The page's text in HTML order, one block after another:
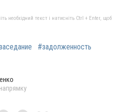
необхідний текст і натисніть Ctrl + Enter, щоб
#задолженность